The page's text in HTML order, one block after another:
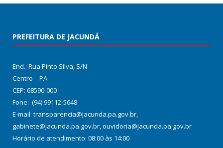
PREFEITURA DE JACUNDÁ
End.: Rua Pinto Silva, S/N
Centro – PA
CEP: 68590-000
Fone: (94) 99112-5648
E-mail: transparencia@jacunda.pa.gov.br,
gabinete@jacunda.pa.gov.br, ouvidoria@jacunda.pa.gov.br
Horário de atendimento: 08:00 às 14:00